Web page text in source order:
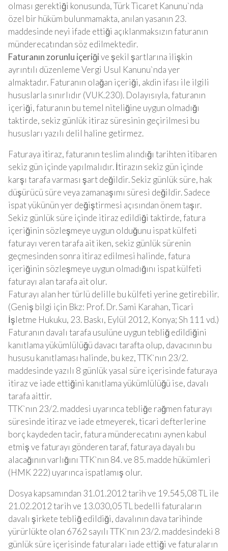
olması gerektiği konusunda, Türk Ticaret Kanunu`nda
özel bir hüküm bulunmamakta, anılan yasanın 23.
maddesinde neyi ifade ettiği açıklanmaksızın faturanın
münderecatından söz edilmektedir.
Faturanın zorunlu içeriğive şekil şartlarına ilişkin
ayrıntılı düzenleme Vergi Usul Kanunu`nda yer
almaktadır. Faturanın olağan içeriği, akdin ifası ile ilgili
hususlarla sınırlıdır (VUK.230). Dolayısıyla, faturanın
içeriği, faturanın bu temel niteliğine uygun olmadığı
taktirde, sekiz günlük itiraz süresinin geçirilmesi bu
hususları yazılı delil haline getirmez.
Faturaya itiraz, faturanın teslim alındığı tarihten itibaren
sekiz gün içinde yapılmalıdır. İtirazın sekiz gün içinde
karşı tarafa varması şart değildir. Sekiz günlük süre, hak
düşürücü süre veya zamanaşımı süresi değildir. Sadece
ispat yükünün yer değiştirmesi açısından önem taşır.
Sekiz günlük süre içinde itiraz edildiği taktirde, fatura
içeriğinin sözleşmeye uygun olduğunu ispat külfeti
faturayı veren tarafa ait iken, sekiz günlük sürenin
geçmesinden sonra itiraz edilmesi halinde, fatura
içeriğinin sözleşmeye uygun olmadığını ispat külfeti
faturayı alan tarafa ait olur.
Faturayı alan her türlü delille bu külfeti yerine getirebilir.
(Geniş bilgi için Bkz: Prof. Dr. Sami Karahan, Ticari
İşletme Hukuku, 23. Baskı, Eylül 2012, Konya; Sh 111 vd.)
Faturanın davalı tarafa usulüne uygun tebliğ edildiğini
kanıtlama yükümlülüğü davacı tarafta olup, davacının bu
hususu kanıtlaması halinde, bu kez, TTK`nın 23/2.
maddesinde yazılı 8 günlük yasal süre içerisinde faturaya
itiraz ve iade ettiğini kanıtlama yükümlülüğü ise, davalı
tarafa aittir.
TTK`nın 23/2. maddesi uyarınca tebliğe rağmen faturayı
süresinde itiraz ve iade etmeyerek, ticari defterlerine
borç kaydeden tacir, fatura münderecatını aynen kabul
etmiş ve faturayı gönderen taraf, faturaya dayalı bu
alacağının varlığını TTK`nın 84. ve 85. madde hükümleri
(HMK 222) uyarınca ispatlamış olur.
Dosya kapsamından 31.01.2012 tarih ve 19.545,08 TL ile
21.02.2012 tarih ve 13.030,05 TL bedelli faturaların
davalı şirkete tebliğ edildiği, davalının dava tarihinde
yürürlükte olan 6762 sayılı TTK`nın 23/2. maddesindeki 8
günlük süre içerisinde faturaları iade ettiği ve faturaların